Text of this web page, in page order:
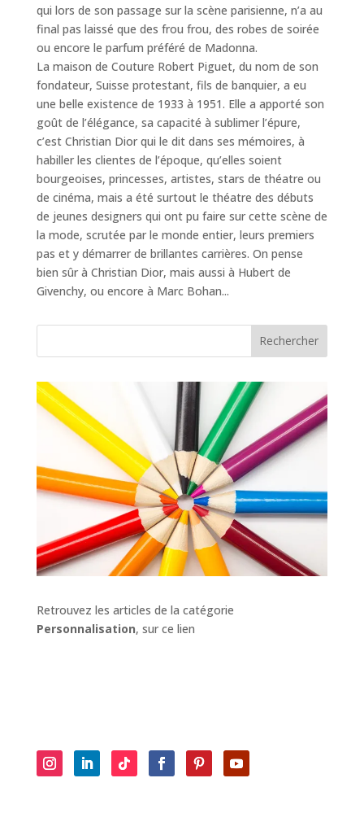
qui lors de son passage sur la scène parisienne, n’a au
final pas laissé que des frou frou, des robes de soirée
ou encore le parfum préféré de Madonna.
La maison de Couture Robert Piguet, du nom de son
fondateur, Suisse protestant, fils de banquier, a eu
une belle existence de 1933 à 1951. Elle a apporté son
goût de l’élégance, sa capacité à sublimer l’épure,
c’est Christian Dior qui le dit dans ses mémoires, à
habiller les clientes de l’époque, qu’elles soient
bourgeoises, princesses, artistes, stars de théatre ou
de cinéma, mais a été surtout le théatre des débuts
de jeunes designers qui ont pu faire sur cette scène de
la mode, scrutée par le monde entier, leurs premiers
pas et y démarrer de brillantes carrières. On pense
bien sûr à Christian Dior, mais aussi à Hubert de
Givenchy, ou encore à Marc Bohan...
Rechercher
Retrouvez les articles de la catégorie
Personnalisation, sur ce lien